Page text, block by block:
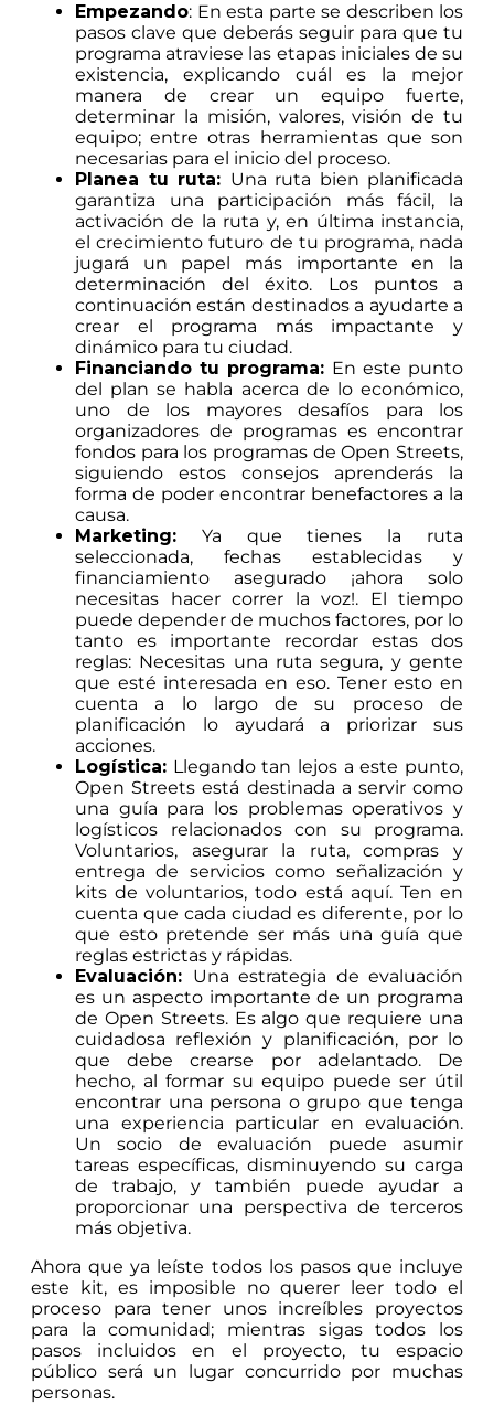
Empezando: En esta parte se describen los
pasos clave que deberás seguir para que tu
programa atraviese las etapas iniciales de su
existencia, explicando cuál es la mejor
manera de crear un equipo fuerte,
determinar la misión, valores, visión de tu
equipo; entre otras herramientas que son
necesarias para el inicio del proceso.
Planea tu ruta: Una ruta bien planificada
garantiza una participación más fácil, la
activación de la ruta y, en última instancia,
el crecimiento futuro de tu programa, nada
jugará un papel más importante en la
determinación del éxito. Los puntos a
continuación están destinados a ayudarte a
crear el programa más impactante y
dinámico para tu ciudad.
Financiando tu programa: En este punto
del plan se habla acerca de lo económico,
uno de los mayores desafíos para los
organizadores de programas es encontrar
fondos para los programas de Open Streets,
siguiendo estos consejos aprenderás la
forma de poder encontrar benefactores a la
causa.
Marketing: Ya que tienes la ruta
seleccionada, fechas establecidas y
financiamiento asegurado ¡ahora solo
necesitas hacer correr la voz!. El tiempo
puede depender de muchos factores, por lo
tanto es importante recordar estas dos
reglas: Necesitas una ruta segura, y gente
que esté interesada en eso. Tener esto en
cuenta a lo largo de su proceso de
planificación lo ayudará a priorizar sus
acciones.
Logística: Llegando tan lejos a este punto,
Open Streets está destinada a servir como
una guía para los problemas operativos y
logísticos relacionados con su programa.
Voluntarios, asegurar la ruta, compras y
entrega de servicios como señalización y
kits de voluntarios, todo está aquí. Ten en
cuenta que cada ciudad es diferente, por lo
que esto pretende ser más una guía que
reglas estrictas y rápidas.
Evaluación: Una estrategia de evaluación
es un aspecto importante de un programa
de Open Streets. Es algo que requiere una
cuidadosa reflexión y planificación, por lo
que debe crearse por adelantado. De
hecho, al formar su equipo puede ser útil
encontrar una persona o grupo que tenga
una experiencia particular en evaluación.
Un socio de evaluación puede asumir
tareas específicas, disminuyendo su carga
de trabajo, y también puede ayudar a
proporcionar una perspectiva de terceros
más objetiva.
Ahora que ya leíste todos los pasos que incluye
este kit, es imposible no querer leer todo el
proceso para tener unos increíbles proyectos
para la comunidad; mientras sigas todos los
pasos incluidos en el proyecto, tu espacio
público será un lugar concurrido por muchas
personas.